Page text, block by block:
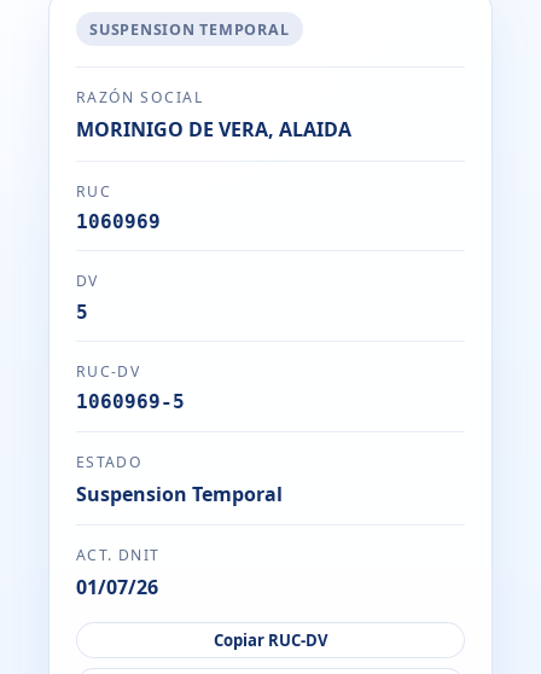
SUSPENSION TEMPORAL
RAZÓN SOCIAL
MORINIGO DE VERA, ALAIDA
RUC
1060969
DV
5
RUC-DV
1060969-5
ESTADO
Suspension Temporal
ACT. DNIT
01/07/26
Copiar RUC-DV